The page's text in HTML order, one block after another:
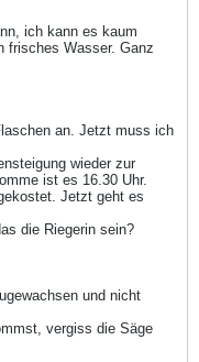
ich kann es kaum
frisches Wasser. Ganz
an. Jetzt muss ich
wieder zur
ist es 16.30 Uhr.
Jetzt geht es
die Riegerin sein?
und nicht
vergiss die Säge